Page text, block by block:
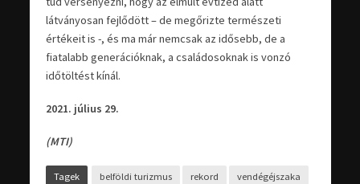
látványosan fejlődött – de megőrizte természeti
értékeit is -, és ma már nemcsak az idősebb, de a
fiatalabb generációknak, a családosoknak is vonzó
időtöltést kínál.
2021. július 29.
(MTI)
Tagek belföldi turizmus rekord vendégéjszaka